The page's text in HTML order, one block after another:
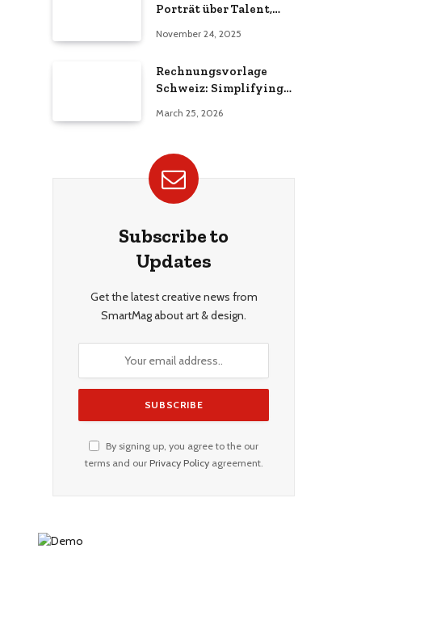
Porträt über Talent,
Aufstieg einer jungen
November 24, 2025
Rechnungsvorlage
Schweiz: Simplifying
Businesses
March 25, 2026
Subscribe to
Updates
Get the latest creative news from
SmartMag about art & design.
By signing up, you agree to the our
terms and our Privacy Policyagreement.